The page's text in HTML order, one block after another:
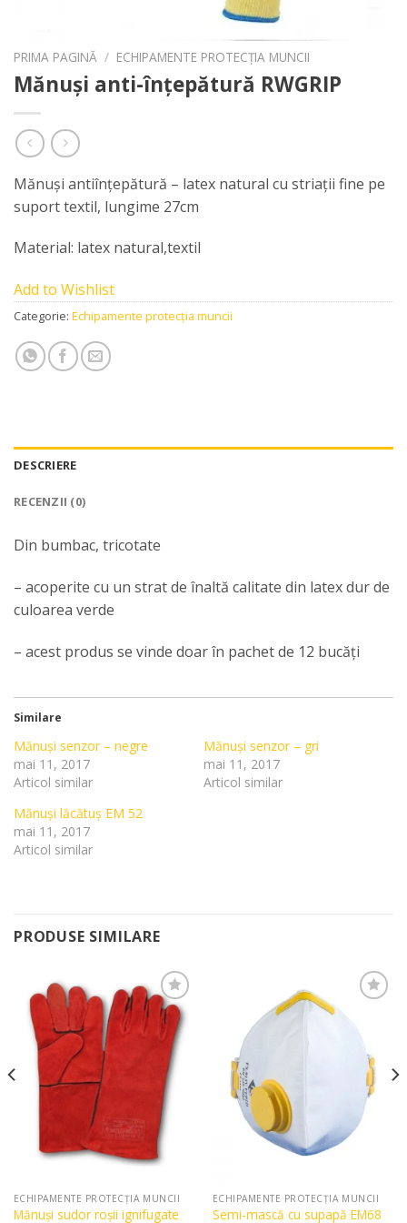
PRIMA PAGINĂ / ECHIPAMENTE PROTECȚIA MUNCII
Mănuși anti-înțepătură RWGRIP
Mănuşi antiînţepătură – latex natural cu striaţii fine pe
suport textil, lungime 27cm
Material: latex natural,textil
Add to Wishlist
Categorie: Echipamente protecția muncii
DESCRIERE
RECENZII (0)
Din bumbac, tricotate
– acoperite cu un strat de înaltă calitate din latex dur de
culoarea verde
– acest produs se vinde doar în pachet de 12 bucăți
Similare
Mănuși senzor – negre
mai 11, 2017
Articol similar
Mănuși senzor – gri
mai 11, 2017
Articol similar
Mănuși lăcătuș EM 52
mai 11, 2017
Articol similar
PRODUSE SIMILARE
Add to
Wishlist
ECHIPAMENTE PROTECȚIA MUNCII
Mănuși sudor roșii ignifugate
ECHIPAMENTE PROTECȚIA MUNCII
Semi-mască cu supapă EM68